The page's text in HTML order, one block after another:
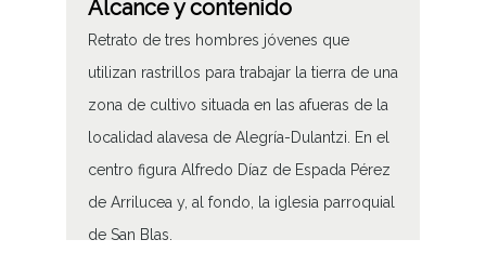
Alcance y contenido
Retrato de tres hombres jóvenes que
utilizan rastrillos para trabajar la tierra de una
zona de cultivo situada en las afueras de la
localidad alavesa de Alegría-Dulantzi. En el
centro figura Alfredo Díaz de Espada Pérez
de Arrilucea y, al fondo, la iglesia parroquial
de San Blas.